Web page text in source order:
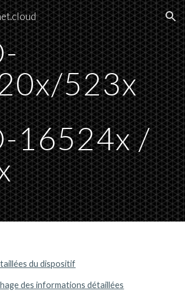
Skip to navigation
523x
16524x /
du dispositif
des informations détaillées